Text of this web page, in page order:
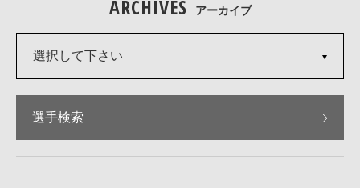
ARCHIVES アーカイブ
選択して下さい
選手検索